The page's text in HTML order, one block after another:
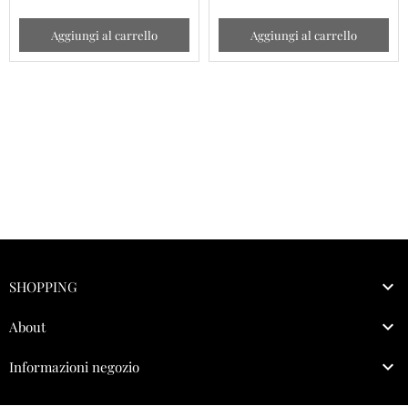
Aggiungi al carrello Aggiungi al carrello
SHOPPING 
About 
Informazioni negozio 